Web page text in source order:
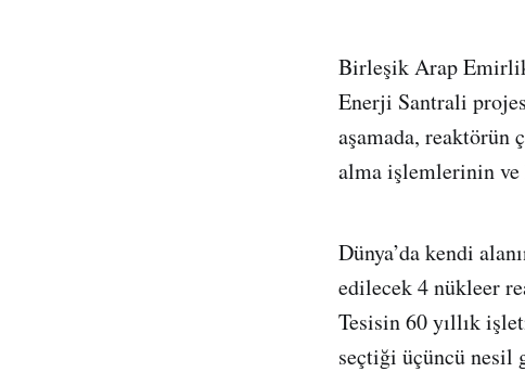
Birleşik Arap
Enerji Santrali
aşamada, reaktörün
alma işlemlerinin ve
Dünya’da kendi
edilecek 4 nükleer
Tesisin 60 yıllık
seçtiği üçüncü nesil